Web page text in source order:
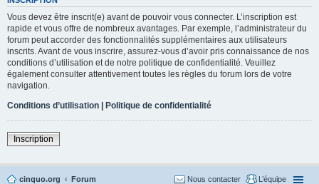
Vous devez être inscrit(e) avant de pouvoir vous connecter. L’inscription est
rapide et vous offre de nombreux avantages. Par exemple, l’administrateur du
forum peut accorder des fonctionnalités supplémentaires aux utilisateurs
inscrits. Avant de vous inscrire, assurez-vous d’avoir pris connaissance de nos
conditions d’utilisation et de notre politique de confidentialité. Veuillez
également consulter attentivement toutes les règles du forum lors de votre
navigation.
Conditions d’utilisation | Politique de confidentialité
Inscription
cinquo.org Forum L’équipe
Nous contacter